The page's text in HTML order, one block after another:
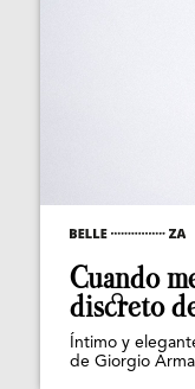
Cuando
discreto
Íntimo y
de Giorgio